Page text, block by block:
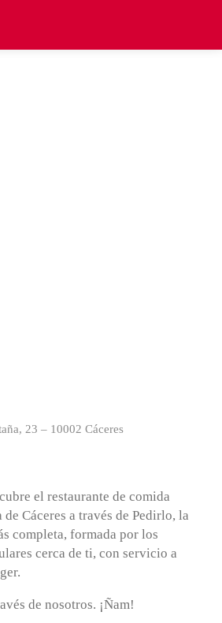
23 – 10002 Cáceres
el restaurante de comida
Cáceres a través de Pedirlo, la
completa, formada por los
cerca de ti, con servicio a
de nosotros. ¡Ñam!